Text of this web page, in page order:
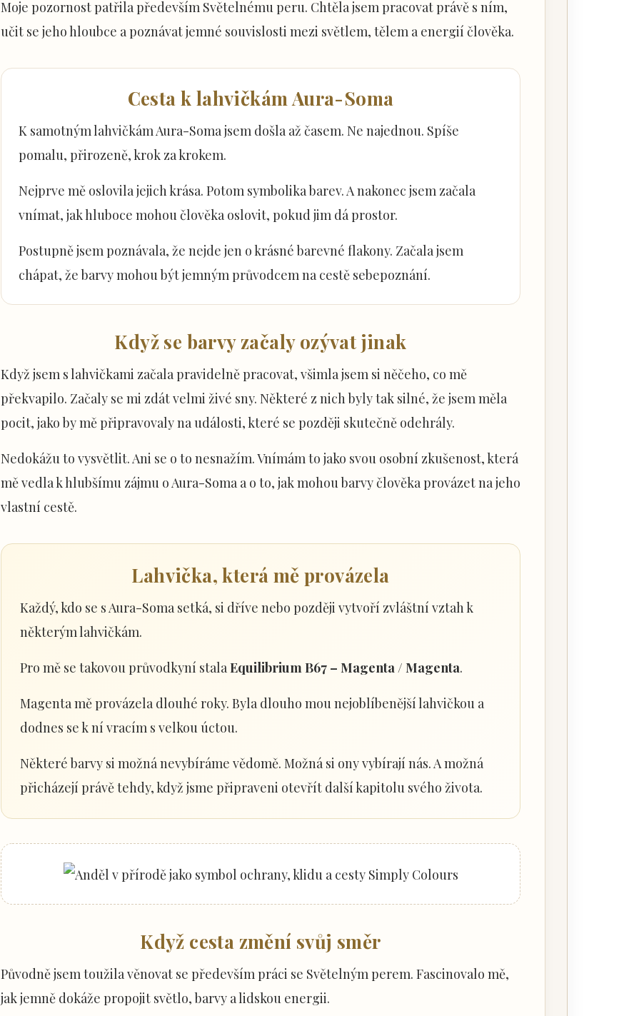
Moje pozornost patřila především Světelnému peru. Chtěla jsem pracovat právě s ním,
učit se jeho hloubce a poznávat jemné souvislosti mezi světlem, tělem a energií člověka.
Cesta k lahvičkám Aura-Soma
K samotným lahvičkám Aura-Soma jsem došla až časem. Ne najednou. Spíše
pomalu, přirozeně, krok za krokem.
Nejprve mě oslovila jejich krása. Potom symbolika barev. A nakonec jsem začala
vnímat, jak hluboce mohou člověka oslovit, pokud jim dá prostor.
Postupně jsem poznávala, že nejde jen o krásné barevné flakony. Začala jsem
chápat, že barvy mohou být jemným průvodcem na cestě sebepoznání.
Když se barvy začaly ozývat jinak
Když jsem s lahvičkami začala pravidelně pracovat, všimla jsem si něčeho, co mě
překvapilo. Začaly se mi zdát velmi živé sny. Některé z nich byly tak silné, že jsem měla
pocit, jako by mě připravovaly na události, které se později skutečně odehrály.
Nedokážu to vysvětlit. Ani se o to nesnažím. Vnímám to jako svou osobní zkušenost, která
mě vedla k hlubšímu zájmu o Aura-Soma a o to, jak mohou barvy člověka provázet na jeho
vlastní cestě.
Lahvička, která mě provázela
Každý, kdo se s Aura-Soma setká, si dříve nebo později vytvoří zvláštní vztah k
některým lahvičkám.
Pro mě se takovou průvodkyní stalaEquilibrium B67 – Magenta / Magenta.
Magenta mě provázela dlouhé roky. Byla dlouho mou nejoblíbenější lahvičkou a
dodnes se k ní vracím s velkou úctou.
Některé barvy si možná nevybíráme vědomě. Možná si ony vybírají nás. A možná
přicházejí právě tehdy, když jsme připraveni otevřít další kapitolu svého života.
Když cesta změní svůj směr
Původně jsem toužila věnovat se především práci se Světelným perem. Fascinovalo mě,
jak jemně dokáže propojit světlo, barvy a lidskou energii.